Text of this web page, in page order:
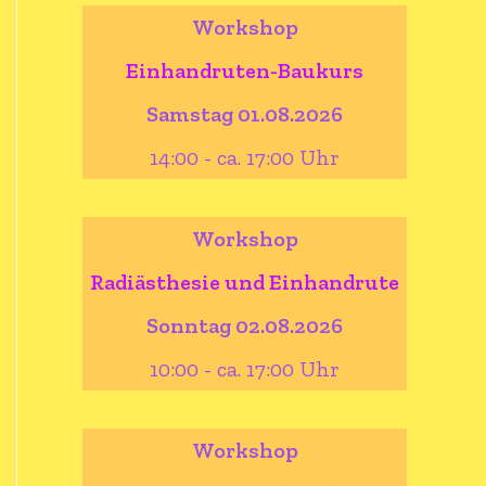
Workshop
Einhandruten-Baukurs
Samstag 01.08.2026
14:00 - ca. 17:00 Uhr
Workshop
Radiästhesie und Einhandrute
Sonntag 02.08.2026
10:00 - ca. 17:00 Uhr
Workshop